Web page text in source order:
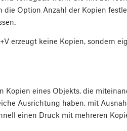
die Option Anzahl der Kopien
erzeugt keine Kopien, sondern
Kopien eines Objekts, die
Ausrichtung haben, mit
einen Druck mit mehreren